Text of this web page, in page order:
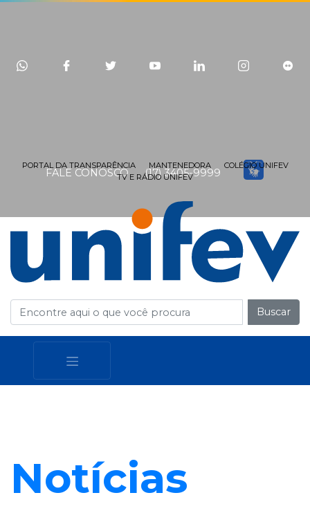
FALE CONOSCO (17) 3405-9999
PORTAL DA TRANSPARÊNCIA MANTENEDORA
COLÉGIO UNIFEV
TV E RÁDIO UNIFEV
Buscar
Notícias